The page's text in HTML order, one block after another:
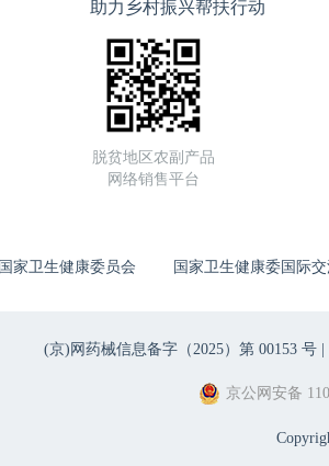
助力乡村振兴帮扶行动
脱贫地区农副产品
网络销售平台
国家卫生健康委员会 国家卫生健康委国际
(京)网药械信息备字（2025）第 00153 号 |
京公网安备